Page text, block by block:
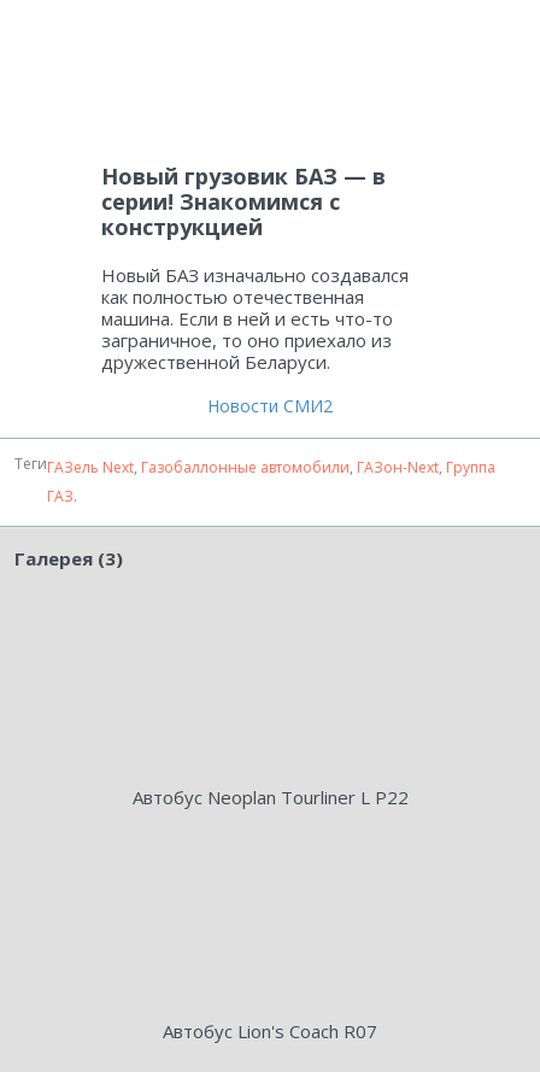
Новый грузовик БАЗ — в
серии! Знакомимся с
конструкцией
Новый БАЗ изначально создавался
как полностью отечественная
машина. Если в ней и есть что-то
заграничное, то оно приехало из
дружественной Беларуси.
Новости СМИ2
ТегиГАЗель Next, Газобаллонные автомобили, ГАЗон-Next, Группа
ГАЗ.
Галерея (3)
Автобус Neoplan Tourliner L P22
Автобус Lion's Coach R07